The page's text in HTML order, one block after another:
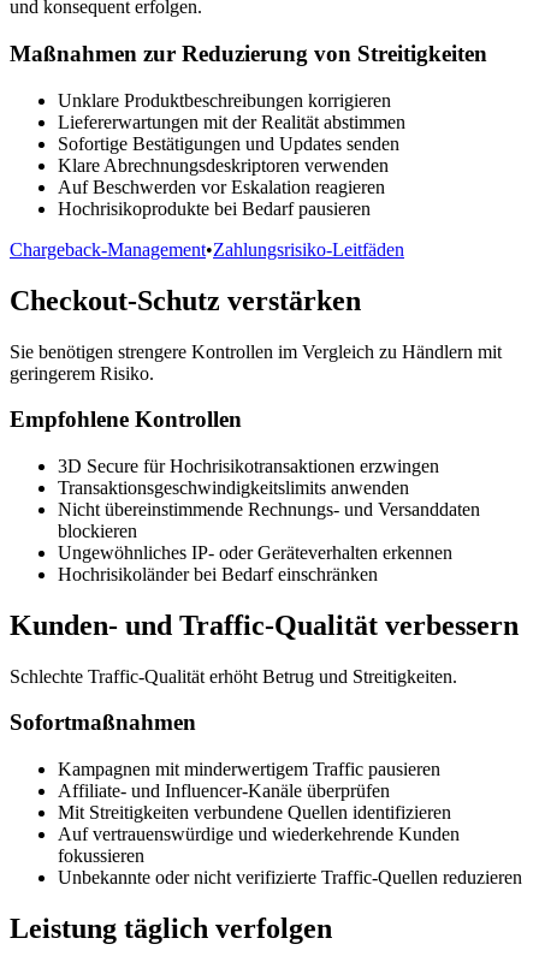
und konsequent erfolgen.
Maßnahmen zur Reduzierung von Streitigkeiten
Unklare Produktbeschreibungen korrigieren
Liefererwartungen mit der Realität abstimmen
Sofortige Bestätigungen und Updates senden
Klare Abrechnungsdeskriptoren verwenden
Auf Beschwerden vor Eskalation reagieren
Hochrisikoprodukte bei Bedarf pausieren
Chargeback-Management•Zahlungsrisiko-Leitfäden
Checkout-Schutz verstärken
Sie benötigen strengere Kontrollen im Vergleich zu Händlern mit
geringerem Risiko.
Empfohlene Kontrollen
3D Secure für Hochrisikotransaktionen erzwingen
Transaktionsgeschwindigkeitslimits anwenden
Nicht übereinstimmende Rechnungs- und Versanddaten
blockieren
Ungewöhnliches IP- oder Geräteverhalten erkennen
Hochrisikoländer bei Bedarf einschränken
Kunden- und Traffic-Qualität verbessern
Schlechte Traffic-Qualität erhöht Betrug und Streitigkeiten.
Sofortmaßnahmen
Kampagnen mit minderwertigem Traffic pausieren
Affiliate- und Influencer-Kanäle überprüfen
Mit Streitigkeiten verbundene Quellen identifizieren
Auf vertrauenswürdige und wiederkehrende Kunden
fokussieren
Unbekannte oder nicht verifizierte Traffic-Quellen reduzieren
Leistung täglich verfolgen